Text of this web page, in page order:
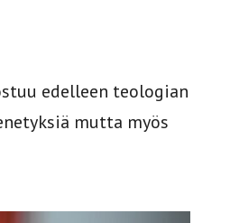
edelleen teologian
mutta myös